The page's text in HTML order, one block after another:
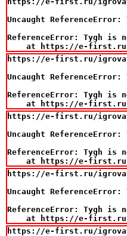
Uncaught
ReferenceError: Tygh is
at https://e-
https://e-first.ru/
Uncaught
ReferenceError: Tygh is
at https://e-
https://e-first.ru/
Uncaught
ReferenceError: Tygh is
at https://e-
https://e-first.ru/
Uncaught
ReferenceError: Tygh is
at https://e-
https://e-first.ru/